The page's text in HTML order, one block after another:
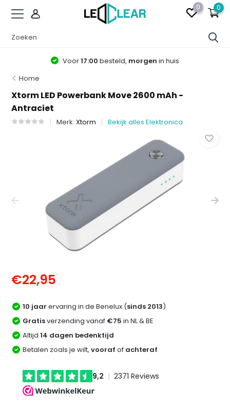
0 0
Voor17:00 besteld, morgen in huis
Home
Xtorm LED Powerbank Move 2600 mAh -
Antraciet
Merk:Xtorm Bekijk alles Elektronica
€22,95
10 jaar ervaring in de Benelux (sinds 2013)
Gratisverzending vanaf €75 in NL & BE
Altijd14 dagen bedenktijd
Betalen zoals je wilt,vooraf of achteraf